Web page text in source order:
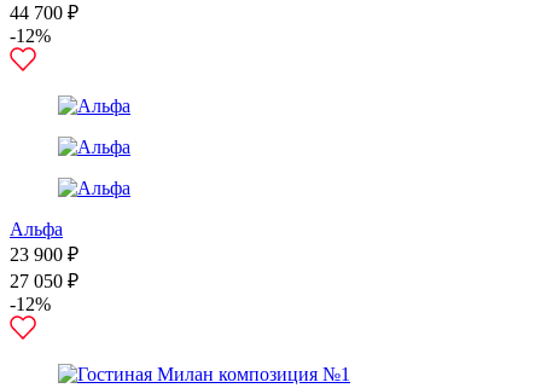
44 700 ₽
-12%
Альфа
23 900 ₽
27 050 ₽
-12%